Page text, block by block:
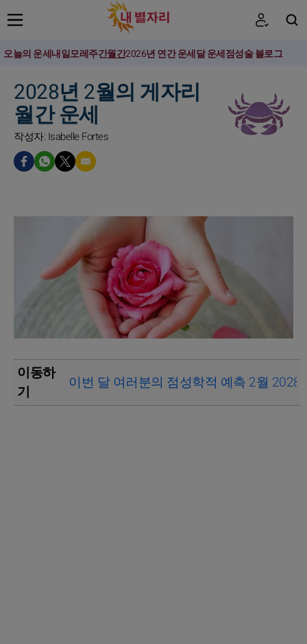
오늘의 운세내일모레주간월간2026년 연간 운세달 운세점성술 블로그
2028년 2월의 게자리
월간 운세
작성자: Isabelle Fortes
이동하
기
이번 달 여러분의 점성학적 예측 2월 2028